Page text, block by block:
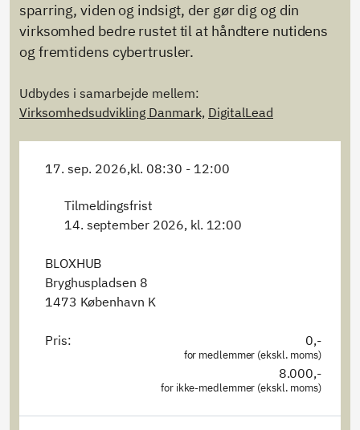
sparring, viden og indsigt, der gør dig og din
virksomhed bedre rustet til at håndtere nutidens
og fremtidens cybertrusler.
Udbydes i samarbejde mellem:
Virksomhedsudvikling Danmark, DigitalLead
17. sep. 2026,kl. 08:30 - 12:00
Tilmeldingsfrist
14. september 2026, kl. 12:00
BLOXHUB
Bryghuspladsen 8
1473 København K
Pris: 0,-
for medlemmer (ekskl. moms)
8.000,-
for ikke-medlemmer (ekskl. moms)